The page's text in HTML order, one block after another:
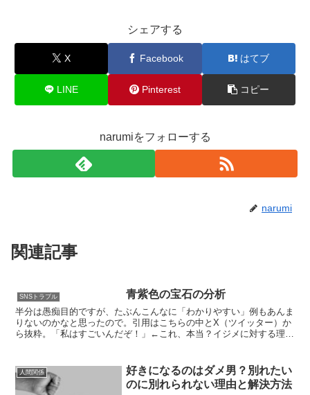
シェアする
X Facebook はてブ
LINE Pinterest コピー
narumiをフォローする
narumi
関連記事
SNSトラブル 青紫色の宝石の分析
半分は愚痴目的ですが、たぶんこんなに「わかりやすい」例もあんま
りないのかなと思ったので。引用はこちらの中とX（ツイッター）か
ら抜粋。「私はすごいんだぞ！」←これ、本当？イジメに対する理論
人間関係
好きになるのはダメ男？別れたい
のに別れられない理由と解決方法